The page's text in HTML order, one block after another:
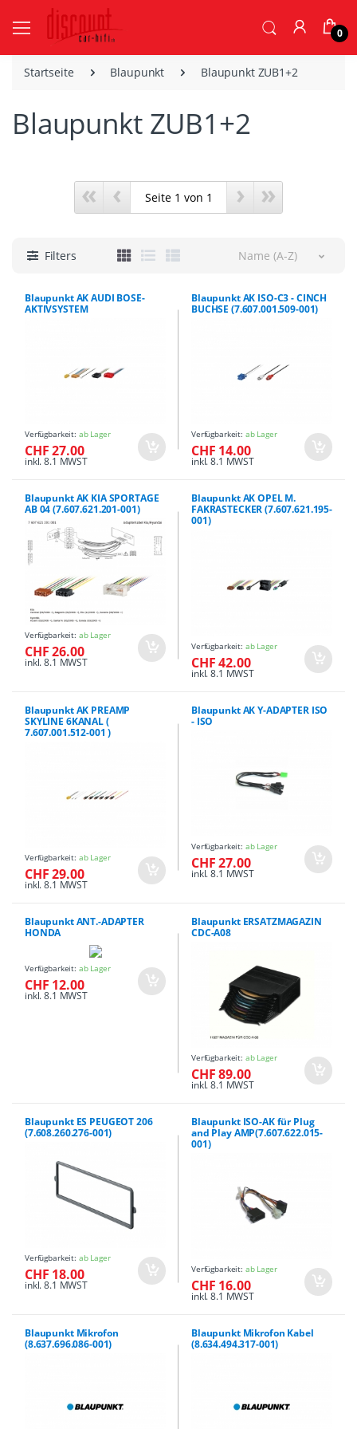
0
Startseite Blaupunkt Blaupunkt ZUB1+2
Blaupunkt ZUB1+2
« ‹ › »
Filters Name (A-Z)
Blaupunkt AK AUDI BOSE-
AKTIVSYSTEM
Verfügbarkeit: ab Lager
CHF 27.00
inkl. 8.1 MWST
Blaupunkt AK ISO-C3 - CINCH
BUCHSE (7.607.001.509-001)
Verfügbarkeit: ab Lager
CHF 14.00
inkl. 8.1 MWST
Blaupunkt AK KIA SPORTAGE
AB 04 (7.607.621.201-001)
Verfügbarkeit: ab Lager
CHF 26.00
inkl. 8.1 MWST
Blaupunkt AK OPEL M.
FAKRASTECKER (7.607.621.195-
001)
Verfügbarkeit: ab Lager
CHF 42.00
inkl. 8.1 MWST
Blaupunkt AK PREAMP
SKYLINE 6KANAL (
7.607.001.512-001 )
Verfügbarkeit: ab Lager
CHF 29.00
inkl. 8.1 MWST
Blaupunkt AK Y-ADAPTER ISO
- ISO
Verfügbarkeit: ab Lager
CHF 27.00
inkl. 8.1 MWST
Blaupunkt ANT.-ADAPTER
HONDA
Verfügbarkeit: ab Lager
CHF 12.00
inkl. 8.1 MWST
Blaupunkt ERSATZMAGAZIN
CDC-A08
Verfügbarkeit: ab Lager
CHF 89.00
inkl. 8.1 MWST
Blaupunkt ES PEUGEOT 206
(7.608.260.276-001)
Verfügbarkeit: ab Lager
CHF 18.00
inkl. 8.1 MWST
Blaupunkt ISO-AK für Plug
and Play AMP(7.607.622.015-
001)
Verfügbarkeit: ab Lager
CHF 16.00
inkl. 8.1 MWST
Blaupunkt Mikrofon
(8.637.696.086-001)
Blaupunkt Mikrofon Kabel
(8.634.494.317-001)